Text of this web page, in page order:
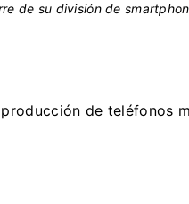
de su división de
de teléfonos